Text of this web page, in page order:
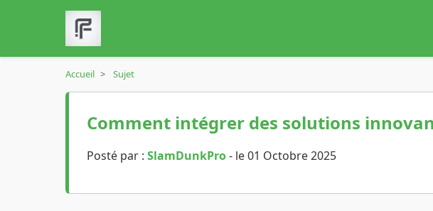
Accueil > Sujet
Comment intégrer des solutions
Posté par : SlamDunkPro- le 01 Octobre 2025